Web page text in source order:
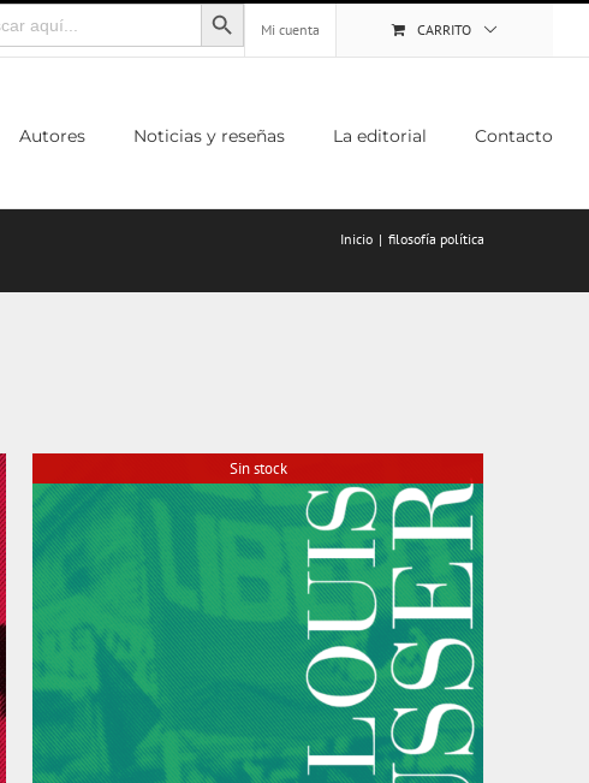
Mi cuenta
CARRITO
Autores Noticias y reseñas La editorial Contacto
Inicio filosofía política
Sin stock